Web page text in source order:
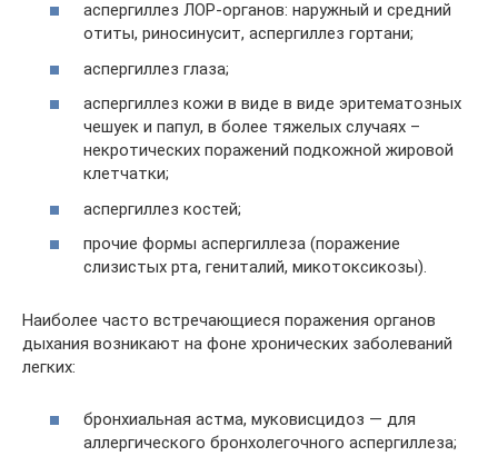
аспергиллез ЛОР-органов: наружный и средний
отиты, риносинусит, аспергиллез гортани;
аспергиллез глаза;
аспергиллез кожи в виде в виде эритематозных
чешуек и папул, в более тяжелых случаях –
некротических поражений подкожной жировой
клетчатки;
аспергиллез костей;
прочие формы аспергиллеза (поражение
слизистых рта, гениталий, микотоксикозы).
Наиболее часто встречающиеся поражения органов
дыхания возникают на фоне хронических заболеваний
легких:
бронхиальная астма, муковисцидоз — для
аллергического бронхолегочного аспергиллеза;